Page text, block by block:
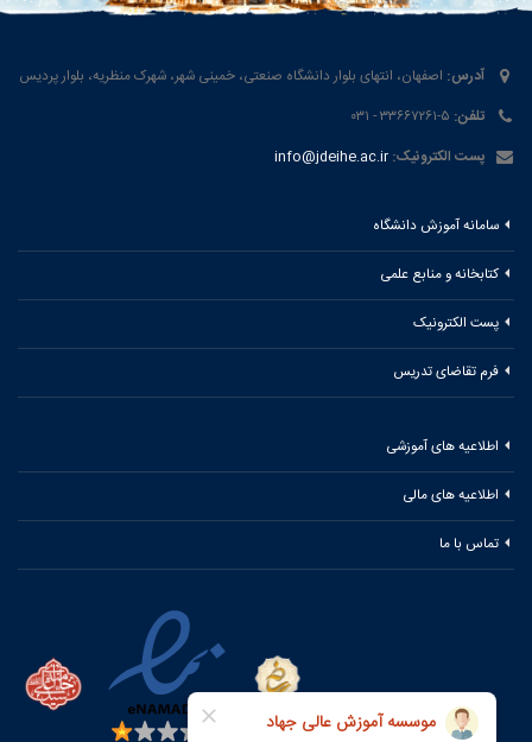
آدرس: اصفهان، انتهای بلوار دانشگاه صنعتی، خمینی شهر، شهرک منظریه، بلوار پردیس
تلفن: ۵-۳۳۶۶۷۲۶۱ - ۰۳۱
پست الکترونیک: info@jdeihe.ac.ir
سامانه آموزش دانشگاه
کتابخانه و منابع علمی
پست الکترونیک
فرم تقاضای تدریس
اطلاعیه های آموزشی
اطلاعیه های مالی
تماس با ما